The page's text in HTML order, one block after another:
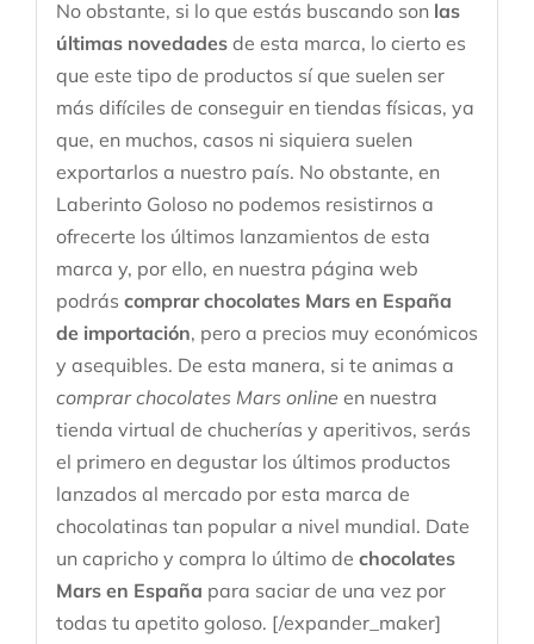
No obstante, si lo que estás buscando son las
últimas novedadesde esta marca, lo cierto es
que este tipo de productos sí que suelen ser
más difíciles de conseguir en tiendas físicas, ya
que, en muchos, casos ni siquiera suelen
exportarlos a nuestro país. No obstante, en
Laberinto Goloso no podemos resistirnos a
ofrecerte los últimos lanzamientos de esta
marca y, por ello, en nuestra página web
podrás comprar chocolates Mars en España
de importación, pero a precios muy económicos
y asequibles. De esta manera, si te animas a
comprar chocolates Mars online en nuestra
tienda virtual de chucherías y aperitivos, serás
el primero en degustar los últimos productos
lanzados al mercado por esta marca de
chocolatinas tan popular a nivel mundial. Date
un capricho y compra lo último de chocolates
Mars en España para saciar de una vez por
todas tu apetito goloso. [/expander_maker]